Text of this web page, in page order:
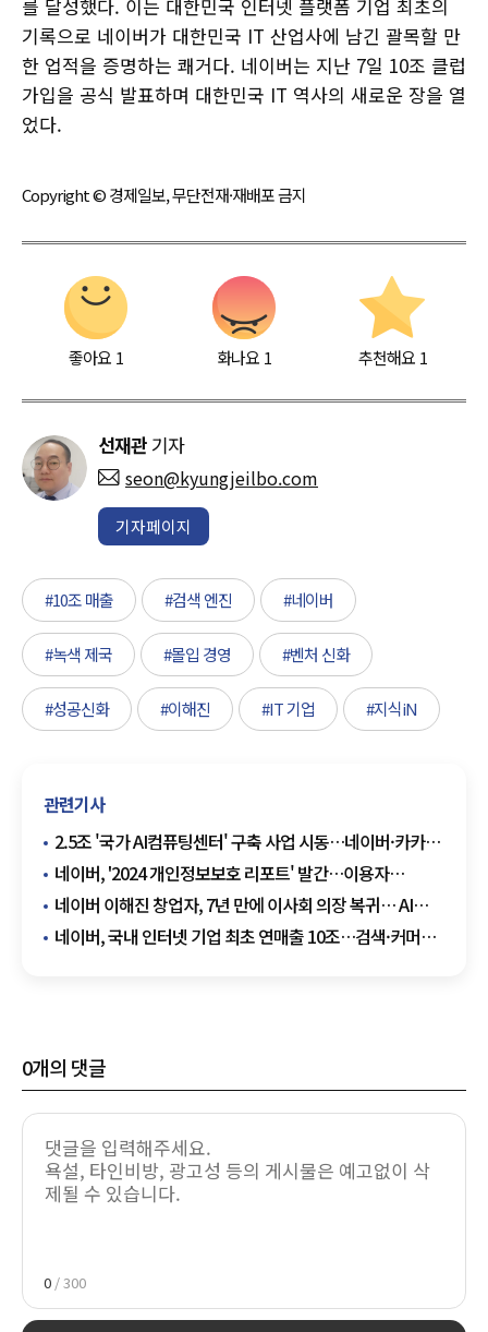
를 달성했다. 이는 대한민국 인터넷 플랫폼 기업 최초의
기록으로 네이버가 대한민국 IT 산업사에 남긴 괄목할 만
한 업적을 증명하는 쾌거다. 네이버는 지난 7일 10조 클럽
가입을 공식 발표하며 대한민국 IT 역사의 새로운 장을 열
었다.
Copyright © 경제일보, 무단전재·재배포 금지
좋아요 1 화나요 1 추천해요 1
선재관 기자
seon@kyungjeilbo.com
기자페이지
#10조 매출 #검색 엔진 #네이버
#녹색 제국 #몰입 경영 #벤처 신화
#성공신화 #이해진 #IT 기업 #지식iN
관련기사
2.5조 '국가 AI컴퓨팅센터' 구축 사업 시동…네이버·카카오
등 국내외 IT 기업 총출동
네이버, '2024 개인정보보호 리포트' 발간…이용자
프라이버시 보호 활동 공개
네이버 이해진 창업자, 7년 만에 이사회 의장 복귀… AI
사업 강화 신호탄
네이버, 국내 인터넷 기업 최초 연매출 10조…검색·커머스
0개의 댓글
0 / 300